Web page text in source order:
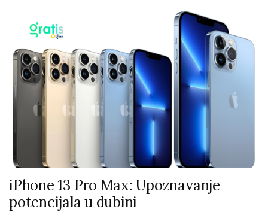
iPhone 13 Pro Max: Upoznavanje
potencijala u dubini